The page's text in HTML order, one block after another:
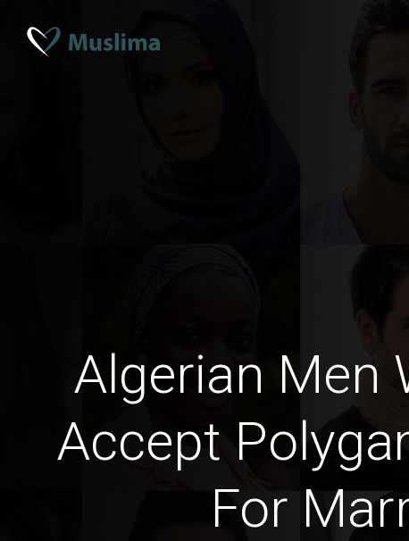
Algerian Men
Accept
For